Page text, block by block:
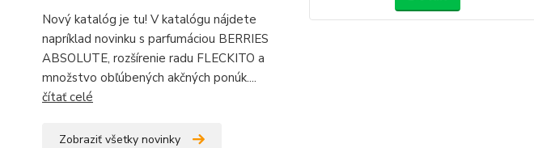
Nový katalóg je tu! V katalógu nájdete
napríklad novinku s parfumáciou BERRIES
ABSOLUTE, rozšírenie radu FLECKITO a
množstvo obľúbených akčných ponúk....
čítať celé
Zobraziť všetky novinky